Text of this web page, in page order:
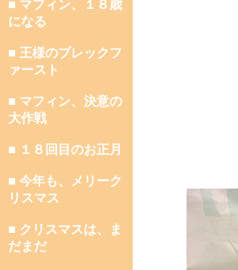
■ マフィン、１８歳
になる
■ 王様のブレックフ
ァースト
■ マフィン、決意の
大作戦
■ １８回目のお正月
■ 今年も、メリーク
リスマス
■ クリスマスは、ま
だまだ